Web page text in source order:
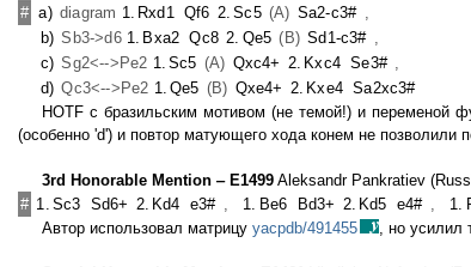
# a) diagram 1. Rxd1 Qf6 2. Sc5 (A) Sa2-c3# ,
b) Sb3->d61. Bxa2 Qc8 2. Qe5 (B) Sd1-c3# ,
c) Sg2<-->Pe2 1. Sc5 (A) Qxc4+ 2. Kxc4 Se3# ,
d) Qc3<-->Pe2 1. Qe5 (B) Qxe4+ 2. Kxe4 Sa2xc3#
HOTF с бразильским мотивом (не темой!) и переменой
(особенно 'd') и повтор матующего хода конем не позволили
3rd Honorable Mention ‒ E1499 Aleksandr Pankratiev
# 1. Sc3 Sd6+ 2. Kd4 e3# , 1. Be6 Bd3+ 2. Kd5 e4# , 1.
Автор использовал матрицу yacpdb/491455 , но усилил